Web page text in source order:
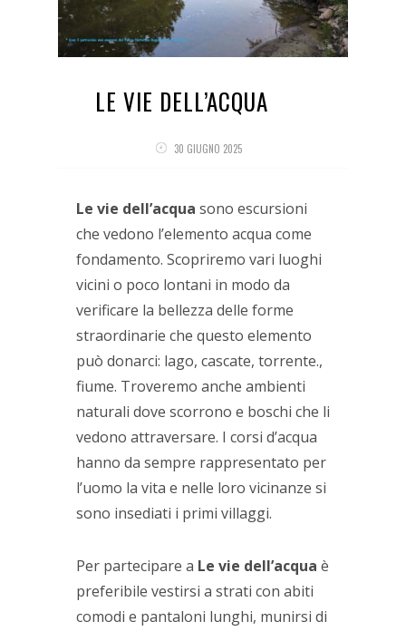
LE VIE DELL’ACQUA
30 GIUGNO 2025
Le vie dell’acqua sono escursioni
che vedono l’elemento acqua come
fondamento. Scopriremo vari luoghi
vicini o poco lontani in modo da
verificare la bellezza delle forme
straordinarie che questo elemento
può donarci: lago, cascate, torrente.,
fiume. Troveremo anche ambienti
naturali dove scorrono e boschi che li
vedono attraversare. I corsi d’acqua
hanno da sempre rappresentato per
l’uomo la vita e nelle loro vicinanze si
sono insediati i primi villaggi.
Per partecipare a Le vie dell’acqua è
preferibile vestirsi a strati con abiti
comodi e pantaloni lunghi, munirsi di